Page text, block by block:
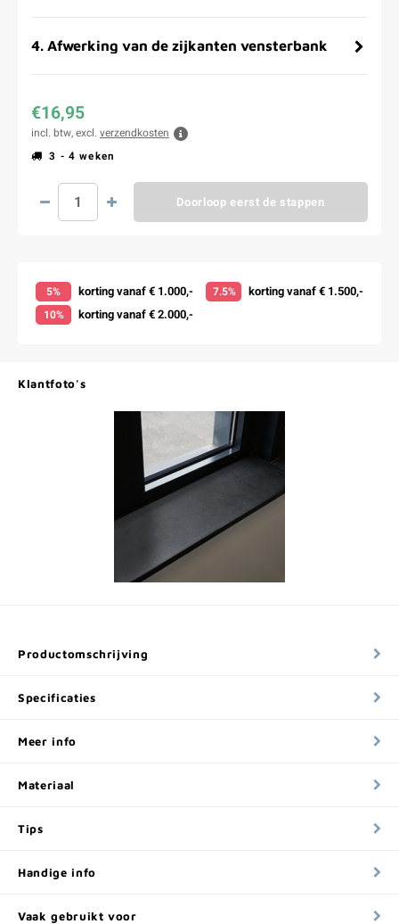
4. Afwerking van de zijkanten vensterbank
€16,95
incl. btw, excl. verzendkosten
3 - 4 weken
Doorloop eerst de stappen
5% korting vanaf € 1.000,- 7.5% korting vanaf € 1.500,-
10% korting vanaf € 2.000,-
Klantfoto's
Productomschrijving
Specificaties
Meer info
Materiaal
Tips
Handige info
Vaak gebruikt voor